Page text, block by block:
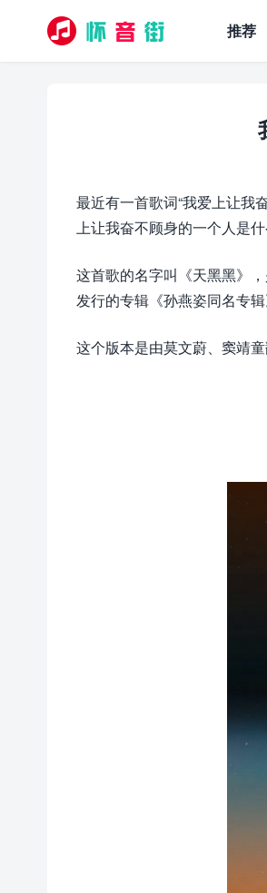
推荐
最近有一首歌词“我爱上让我
上让我奋不顾身的一个人是
这首歌的名字叫《天黑黑》
发行的专辑《孙燕姿同名专
这个版本是由莫文蔚、窦靖童